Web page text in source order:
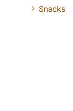
Snacks